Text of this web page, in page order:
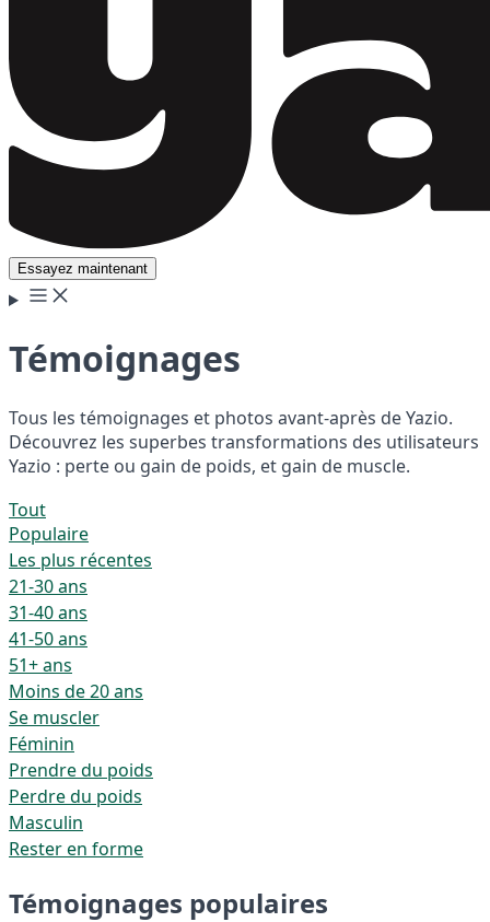
Essayez maintenant
Témoignages
Tous les témoignages et photos avant-après de Yazio.
Découvrez les superbes transformations des utilisateurs
Yazio : perte ou gain de poids, et gain de muscle.
Tout
Populaire
Les plus récentes
21-30 ans
31-40 ans
41-50 ans
51+ ans
Moins de 20 ans
Se muscler
Féminin
Prendre du poids
Perdre du poids
Masculin
Rester en forme
Témoignages populaires